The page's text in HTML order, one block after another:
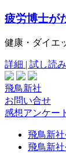
疲労博士が
健康・ダイエ
詳細 | 試し読み
飛鳥新社
お問い合せ
感想アンケー
飛鳥新
飛鳥新社